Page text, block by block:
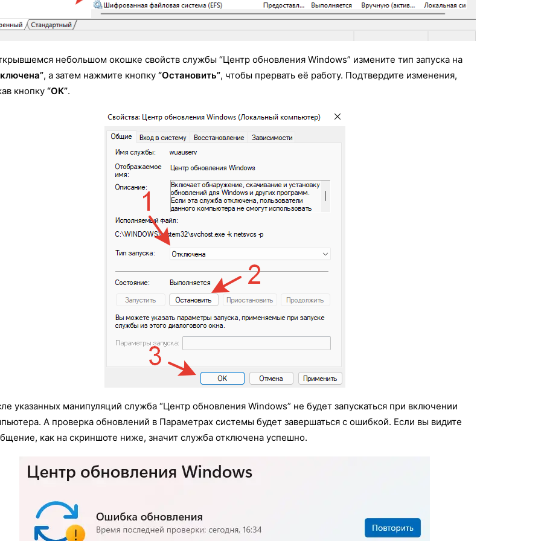
небольшом окошке свойств службы “Центр обновления Windows” измените тип запуска на
, а затем нажмите кнопку “Остановить”, чтобы прервать её работу. Подтвердите изменения,
кнопку “ОК”.
указанных манипуляций служба “Центр обновления Windows” не будет запускаться при включении
А проверка обновлений в Параметрах системы будет завершаться с ошибкой. Если вы видите
как на скриншоте ниже, значит служба отключена успешно.